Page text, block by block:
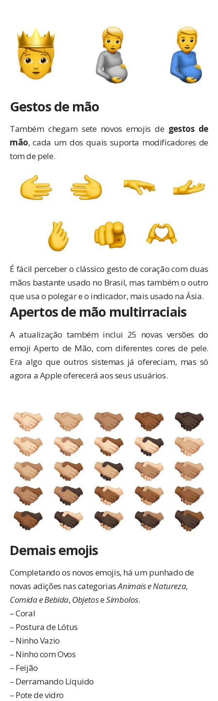
Gestos de mão
Também chegam sete novos emojis de gestos de
mão, cada um dos quais suporta modificadores de
tom de pele.
É fácil perceber o clássico gesto de coração com duas
mãos bastante usado no Brasil, mas também o outro
que usa o polegar e o indicador, mais usado na Ásia.
Apertos de mão multirraciais
A atualização também inclui 25 novas versões do
emoji Aperto de Mão, com diferentes cores de pele.
Era algo que outros sistemas já ofereciam, mas só
agora a Apple oferecerá aos seus usuários.
Demais emojis
Completando os novos emojis, há um punhado de
novas adições nas categoriasAnimais e Natureza,
Comida e Bebida, ObjetoseSímbolos.
– Coral
– Postura de Lótus
– Ninho Vazio
– Ninho com Ovos
– Feijão
– Derramando Líquido
– Pote de vidro